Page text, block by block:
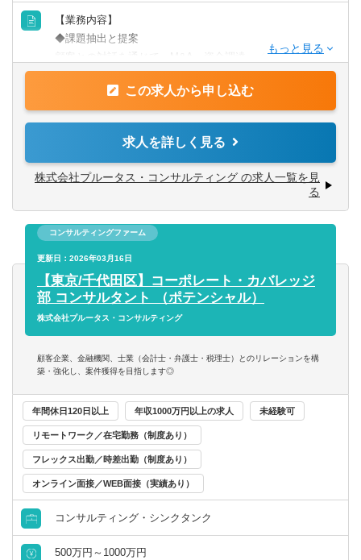
クで働きたい」、「時短で働きたい」、「フリーランスと
して参画したい」、「週3日で働きたい」などのご要望に応
じることが可能です。
■証券会社や銀行等で資本政策の実務経験があり、業界内に
コネクションをお持ちの方
【歓迎要件】
■新規開拓を伴う営業経験
■ビジネススクール（MBA）、ファイナンス・会計研究科
の出身者
■金融商品取引法、会社法等の法的素養や、ファイナンス・
金融工学の素養
■銀行、証券、会計・税理士事務所などへの強力なパイプ
【業務内容】
◆課題抽出と提案
顧客との対話を通じて、M&A・資金調達・インセンティブ
題を特定し、解決案を提案します。
◆専門家との連携
ィスカッションを行い、質の高いソリューションを提案し
ます。
◆実行支援
トします。
◆新規開拓
ネットワークを活かした新規顧客・チャネルの開拓も行い
ます。
【サービス内容】
■M&A 関連業務（企業価値評価やデューデリジェンス、
PPA、FA 業務等）
■オプション関連業務（新株予約権、社債、種類株式の設
■会計アドバイザリー
■その他資本政策に関するコンサルティング業務
【クライアント】
業界問わない上場企業、非上場企業（スタートアップ、ベ
ンチャー含む）
この求人から申し込む
求人を詳しく見る
株式会社プルータス・コンサルティング の求人一覧を見
る
コンサルティングファーム
更新日：2026年03月16日
【東京/千代田区】コーポレート・カバレッジ
部 コンサルタント （ポテンシャル）
株式会社プルータス・コンサルティング
顧客企業、金融機関、士業（会計士・弁護士・税理士）とのリレーションを構
築・強化し、案件獲得を目指します◎
年間休日120日以上 年収1000万円以上の求人 未経験可
リモートワーク／在宅勤務（制度あり）
フレックス出勤／時差出勤（制度あり）
オンライン面接／WEB面接（実績あり）
コンサルティング・シンクタンク
500万円～1000万円
税理士
日商簿記検定1級
日商簿記検定2級
日商簿記検定3級
会計事務所・税理士法人
事業会社
金融機関
北海道・東北
岩手県
秋田県 山形県
福島県
関東
茨城県
コンサルタント／監査法人／士業関連
すべて選択する
戦略・業務・会計コンサルタント
経営・戦略コンサルタント
財務・会計・税務コンサルタント
人事・組織コンサルタント
その他（コンサルタント）